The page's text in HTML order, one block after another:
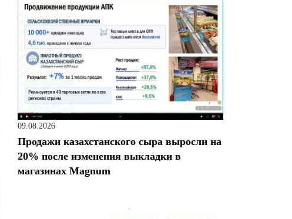
09.08.2026
Продажи казахстанского сыра выросли на
20% после изменения выкладки в
магазинах Magnum